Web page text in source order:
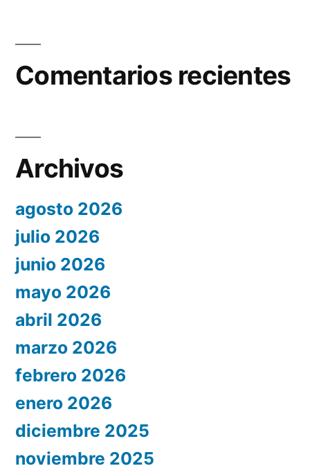
Comentarios recientes
Archivos
agosto 2026
julio 2026
junio 2026
mayo 2026
abril 2026
marzo 2026
febrero 2026
enero 2026
diciembre 2025
noviembre 2025